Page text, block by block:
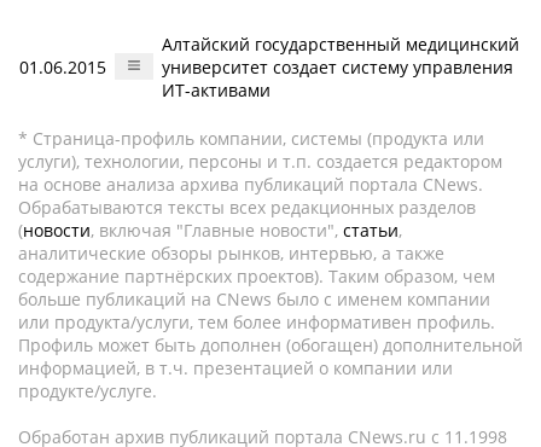
01.06.2015
Алтайский государственный медицинский
университет создает систему управления
ИТ-активами
* Страница-профиль компании, системы (продукта или
услуги), технологии, персоны и т.п. создается редактором
на основе анализа архива публикаций портала CNews.
Обрабатываются тексты всех редакционных разделов
(новости, включая "Главные новости", статьи,
аналитические обзоры рынков, интервью, а также
содержание партнёрских проектов). Таким образом, чем
больше публикаций на CNews было с именем компании
или продукта/услуги, тем более информативен профиль.
Профиль может быть дополнен (обогащен) дополнительной
информацией, в т.ч. презентацией о компании или
продукте/услуге.
Обработан архив публикаций портала CNews.ru c 11.1998